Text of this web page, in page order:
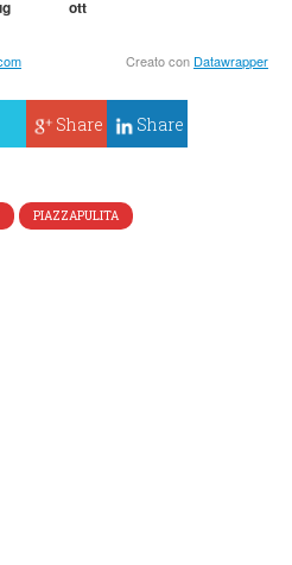
Share Share
PIAZZAPULITA